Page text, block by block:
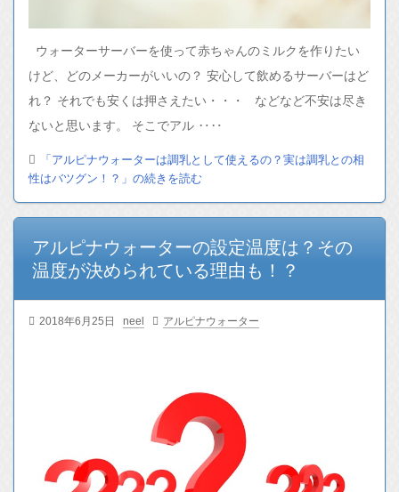
ウォーターサーバーを使って赤ちゃんのミルクを作りたい
けど、どのメーカーがいいの？ 安心して飲めるサーバーはど
れ？ それでも安くは押さえたい・・・ などなど不安は尽き
ないと思います。 そこでアル ‥‥
「アルピナウォーターは調乳として使えるの？実は調乳との相
性はバツグン！？」の続きを読む
アルピナウォーターの設定温度は？その
温度が決められている理由も！？
2018年6月25日 neel アルピナウォーター